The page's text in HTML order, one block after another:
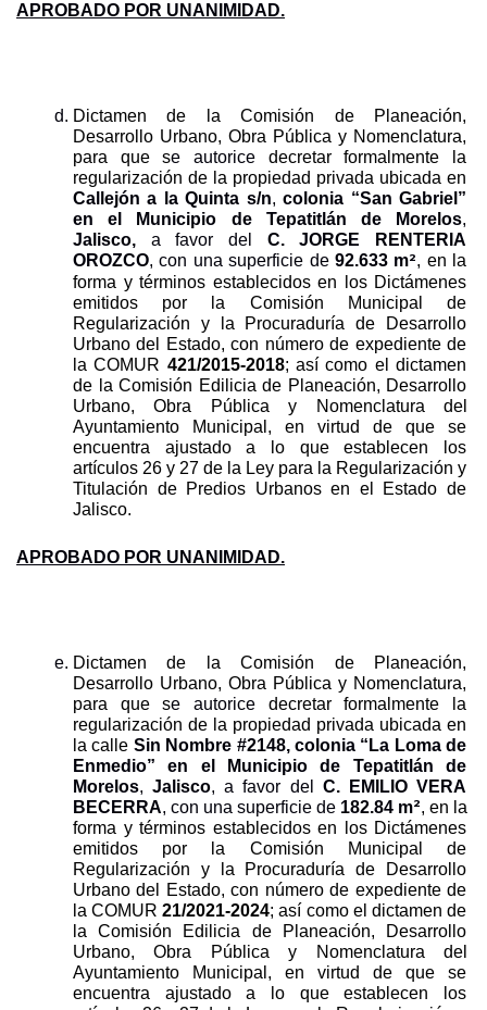
APROBADO POR UNANIMIDAD.
Dictamen de la Comisión de Planeación,
Desarrollo Urbano, Obra Pública y Nomenclatura,
para que se autorice decretar formalmente la
Callejón a la Quinta s/n, colonia “San Gabriel”
en el
Municipio de Tepatitlán de Morelos
Jalisco, a favor del C. JORGE RENTERIA
OROZCO, con una superficie de 92.633 m2, en la
forma y términos establecidos en los Dictámenes
emitidos por la Comisión Municipal de
Regularización y la Procuraduría de Desarrollo
Urbano del Estado, con número de expediente de
la COMUR 421/2015-2018; así como el dictamen
de la Comisión Edilicia de Planeación, Desarrollo
Urbano, Obra Pública y Nomenclatura del
Ayuntamiento Municipal, en virtud de que se
encuentra ajustado a lo que establecen los
artículos 26 y 27 de la Ley para la Regularización y
Titulación de Predios Urbanos en el Estado de
Jalisco.
APROBADO POR UNANIMIDAD.
Dictamen de la Comisión de Planeación,
Desarrollo Urbano, Obra Pública y Nomenclatura,
para que se autorice decretar formalmente la
regularización de la propiedad privada ubicada en
la calle Sin Nombre #2148, colonia “La Loma de
Enmedio” en el Municipio de Tepatitlán de
Morelos, Jalisco, a favor del C. EMILIO VERA
BECERRA, con una superficie de 182.84 m2, en la
forma y términos establecidos en los Dictámenes
emitidos por la Comisión Municipal de
Regularización y la Procuraduría de Desarrollo
Urbano del Estado, con número de expediente de
la COMUR 21/2021-2024; así como el dictamen de
la Comisión Edilicia de Planeación, Desarrollo
Urbano, Obra Pública y Nomenclatura del
Ayuntamiento Municipal, en virtud de que se
encuentra ajustado a lo que establecen los